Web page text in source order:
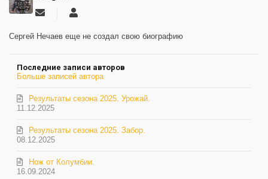
Подписаться
обновление
serg12
Сергей Нечаев еще не создал свою биографию
Последние записи авторов
Больше записей автора
11.12.2025
Результаты сезона 2025. Урожай.
08.12.2025
Результаты сезона 2025. Забор.
16.09.2024
Нож от Колумбии.